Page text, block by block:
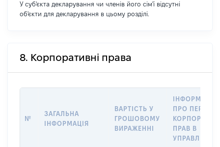
У суб'єкта декларування чи членів його сім'ї відсутні
об'єкти для декларування в цьому розділі.
8. Корпоративні права
№
ЗАГАЛЬНА
ІНФОРМАЦІЯ
ВАРТІСТЬ У
ГРОШОВОМУ
ВИРАЖЕННІ
ІНФОРМАЦІЯ
ПРО
ПРАВ В
УПРАВЛІННЯ